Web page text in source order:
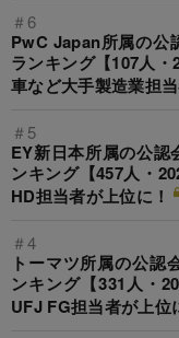
＃6
PwC Japan所属の公
ランキング【107人
車など大手製造業担
＃5
EY新日本所属の公認
ンキング【457人・
HD担当者が上位に！
＃4
トーマツ所属の公認
ンキング【331人・
UFJ FG担当者が上位